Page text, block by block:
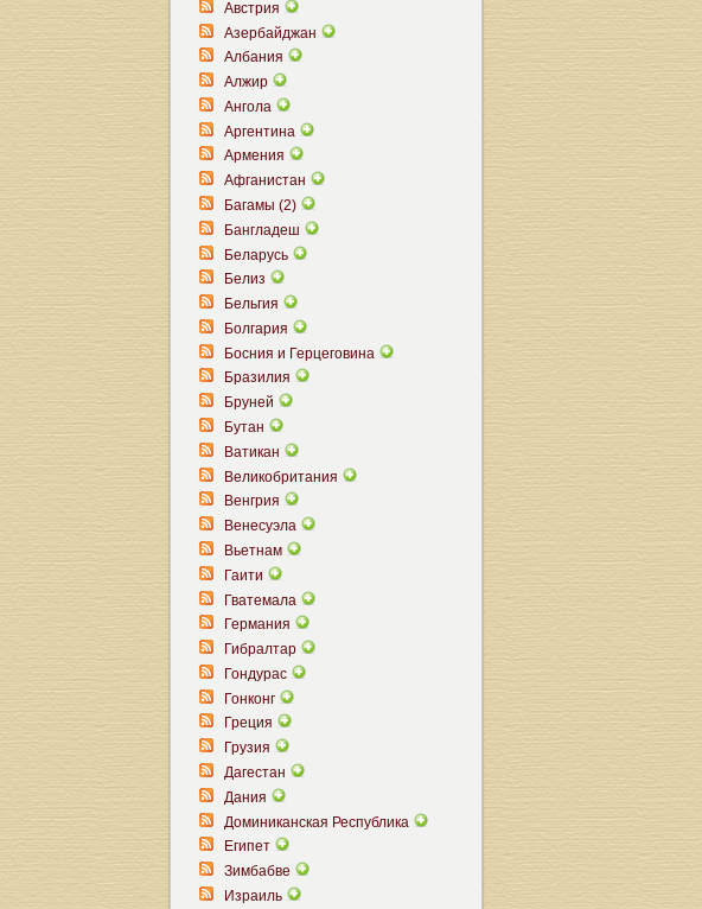
Австрия
Азербайджан
Албания
Алжир
Ангола
Аргентина
Армения
Афганистан
Багамы (2)
Бангладеш
Беларусь
Белиз
Бельгия
Болгария
Босния и Герцеговина
Бразилия
Бруней
Бутан
Ватикан
Великобритания
Венгрия
Венесуэла
Вьетнам
Гаити
Гватемала
Германия
Гибралтар
Гондурас
Гонконг
Греция
Грузия
Дагестан
Дания
Доминиканская Республика
Египет
Зимбабве
Израиль